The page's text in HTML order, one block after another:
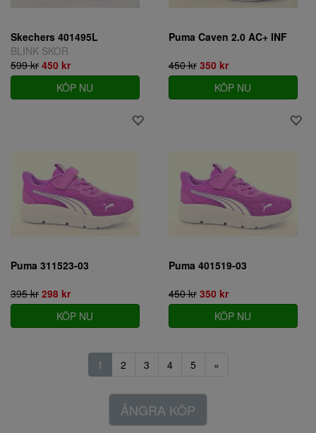
Skechers 401495L
BLINK SKOR
599 kr 450 kr
KÖP NU
Puma Caven 2.0 AC+ INF
450 kr 350 kr
KÖP NU
Puma 311523-03
395 kr 298 kr
KÖP NU
Puma 401519-03
450 kr 350 kr
KÖP NU
1 2 3 4 5 »
ÅNGRA KÖP